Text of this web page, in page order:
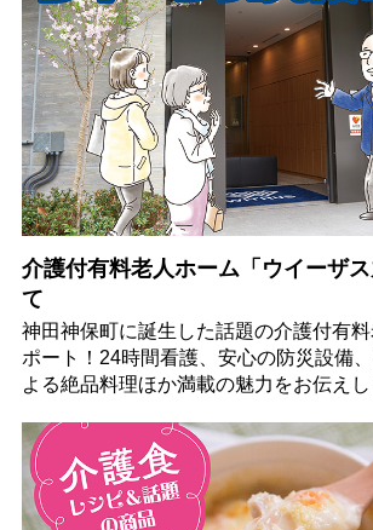
介護付有料老人ホーム「ウイーザ
て
神田神保町に誕生した話題の介護付有
ポート！24時間看護、安心の防災設備
よる絶品料理ほか満載の魅力をお伝えし